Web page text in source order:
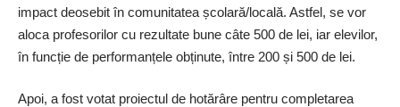
impact deosebit în comunitatea școlară/locală. Astfel, se vor
aloca profesorilor cu rezultate bune câte 500 de lei, iar elevilor,
în funcție de performanțele obținute, între 200 și 500 de lei.
Apoi, a fost votat proiectul de hotărâre pentru completarea